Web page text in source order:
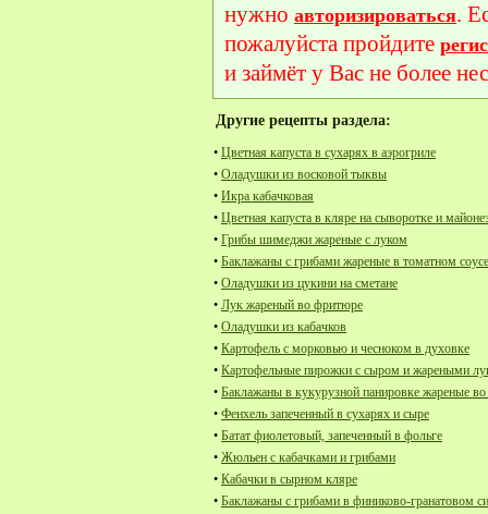
нужно авторизироваться.
пожалуйста пройдите
и займёт у Вас не более
Другие рецепты раздела:
• Цветная капуста в сухарях в аэрогриле
• Оладушки из восковой тыквы
• Икра кабачковая
• Цветная капуста в кляре на сыворотке и
• Грибы шимеджи жареные с луком
• Баклажаны с грибами жареные в томатном соусе
• Оладушки из цукини на сметане
• Лук жареный во фритюре
• Оладушки из кабачков
• Картофель с морковью и чесноком в духовке
• Картофельные пирожки с сыром и жареными
• Баклажаны в кукурузной панировке жареные
• Фенхель запеченный в сухарях и сыре
• Батат фиолетовый, запеченный в фольге
• Жюльен с кабачками и грибами
• Кабачки в сырном кляре
• Баклажаны с грибами в финиково-гранатовом